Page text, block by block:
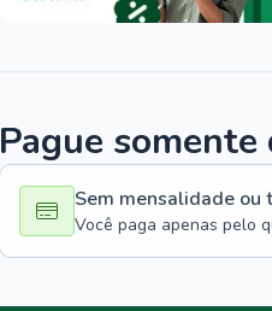
Pague
Sem mensalidade ou
Você paga apenas pelo